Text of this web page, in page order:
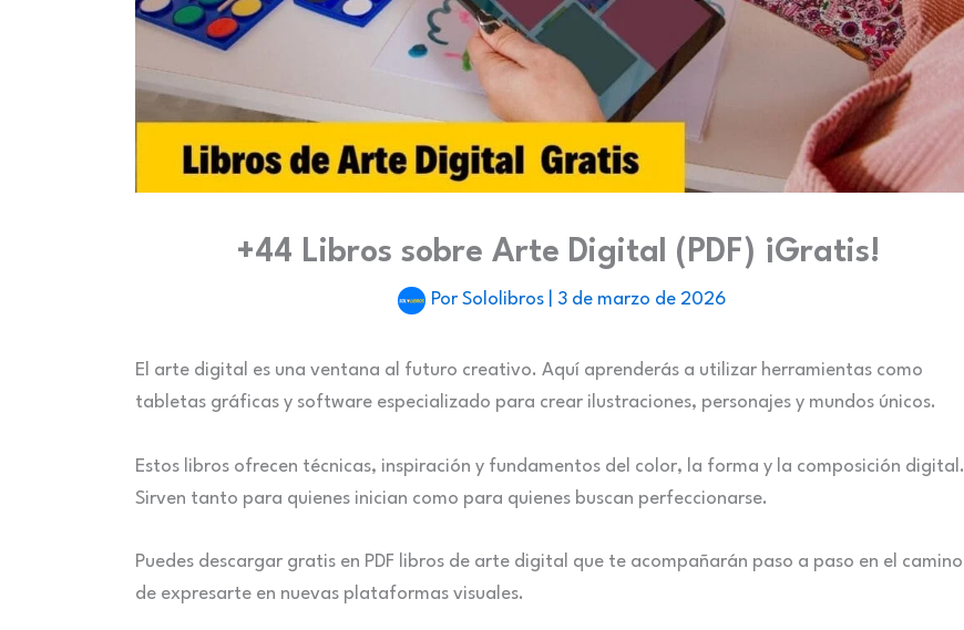
+44 Libros sobre Arte Digital (PDF) ¡Gratis!
Por Sololibros 3 de marzo de 2026
El arte digital es una ventana al futuro creativo. Aquí aprenderás a utilizar herramientas como
tabletas gráficas y software especializado para crear ilustraciones, personajes y mundos únicos.
Estos libros ofrecen técnicas, inspiración y fundamentos del color, la forma y la composición digital.
Sirven tanto para quienes inician como para quienes buscan perfeccionarse.
Puedes descargar gratis en PDF libros de arte digital que te acompañarán paso a paso en el camino
de expresarte en nuevas plataformas visuales.